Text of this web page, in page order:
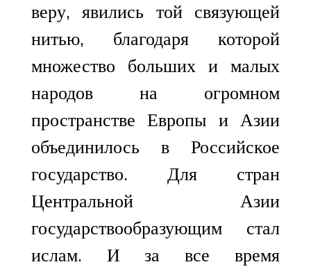
веру, явились той связующей
нитью, благодаря которой
множество больших и малых
народов на огромном
пространстве Европы и Азии
объединилось в Российское
государство. Для стран
Центральной Азии
государствообразующим стал
ислам. И за все время